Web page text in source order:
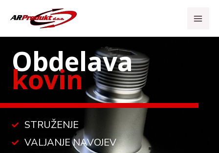
Obdelava
kovin
STRUŽENJE
VALJANJE NAVOJEV